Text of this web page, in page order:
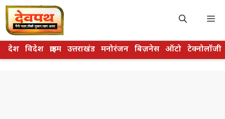
Skip
to
content
देश विदेश क्राइम उत्तराखंड मनोरंजन बिज़नेस ऑटो टेक्नोलॉजी